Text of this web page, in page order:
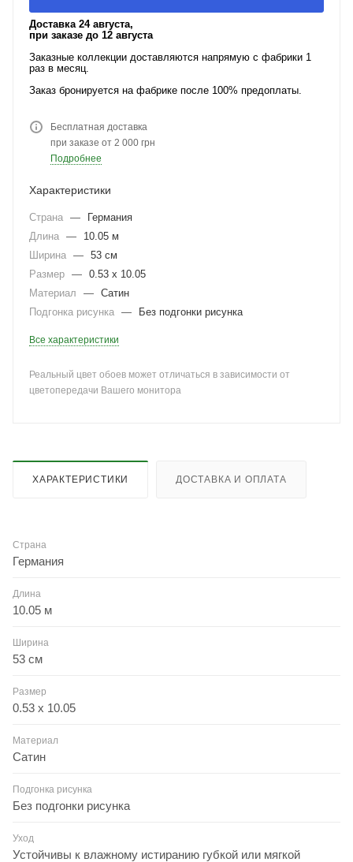
Доставка 24 августа,
при заказе до 12 августа
Заказные коллекции доставляются напрямую с фабрики 1
раз в месяц.
Заказ бронируется на фабрике после 100% предоплаты.
Бесплатная доставка
при заказе от 2 000 грн
Подробнее
Характеристики
Страна —
Германия
Длина —
10.05 м
Ширина — 53 см
Размер — 0.53 x 10.05
Материал
— Сатин
Подгонка рисунка — Без подгонки рисунка
Все характеристики
Реальный цвет обоев может отличаться в зависимости от
цветопередачи Вашего монитора
ХАРАКТЕРИСТИКИ ДОСТАВКА И ОПЛАТА
Страна
Германия
Длина
10.05 м
Ширина
53 см
Размер
0.53 x 10.05
Материал
Сатин
Подгонка рисунка
Без подгонки рисунка
Уход
Устойчивы к влажному истиранию губкой или мягкой